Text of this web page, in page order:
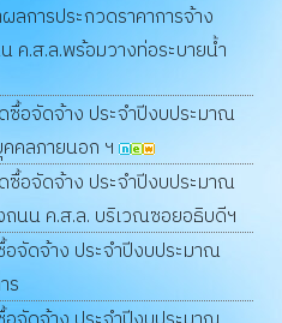
ลการประกวดราคาการจ้าง
ค.ส.ล.พร้อมวางท่อระบายน้ำ
อจัดจ้าง ประจำปีงบประมาณ
คลภายนอก ฯ
อจัดจ้าง ประจำปีงบประมาณ
นน ค.ส.ล. บริเวณซอยอธิบดีฯ
จัดจ้าง ประจำปีงบประมาณ
ร